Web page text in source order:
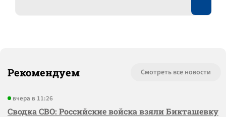
Рекомендуем Смотреть все новости
вчера в 11:26
Сводка СВО: Российские войска взяли Бикташевку